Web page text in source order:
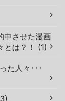
中させた漫画
とは？！ (1)
た人々･･･